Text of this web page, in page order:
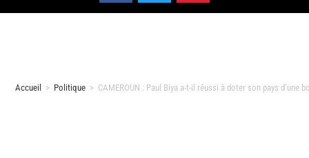
Accueil > Politique > CAMEROUN : Paul Biya a-t-il réussi à doter son pays d’une